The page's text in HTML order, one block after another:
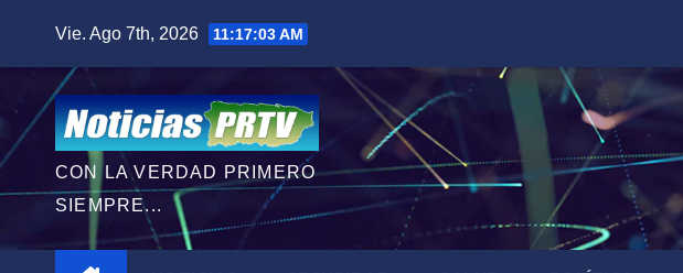
contenido
Vie. Ago 7th, 2026 11:17:04 AM
CON LA VERDAD PRIMERO
SIEMPRE...